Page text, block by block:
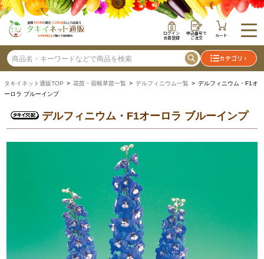
ログイン
会員登録
申込番号で
ご注文 カート
カテゴリ
タキイネット通販TOP > 花苗・宿根草苗一覧 > デルフィニウム一覧 > デルフィニウム・F1オ
ーロラ ブルーインプ
デルフィニウム・F1オーロラ ブルーインプ